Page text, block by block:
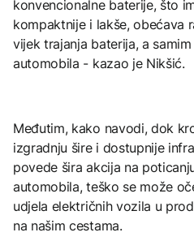
konvencionalne baterije, što
kompaktnije i lakše, obećava
vijek trajanja baterija, a
automobila - kazao je Nikšić.
Međutim, kako navodi, dok
izgradnju šire i dostupnije
povede šira akcija na
automobila, teško se može
udjela električnih vozila u
na našim cestama.